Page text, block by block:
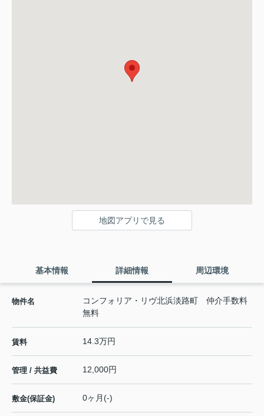
地図アプリで見る
基本情報 詳細情報 周辺環境
物件名
コンフォリア・リヴ北浜淡路町 仲介手数料
無料
賃料 14.3万円
管理 / 共益費 12,000円
敷金(保証金) 0ヶ月(-)